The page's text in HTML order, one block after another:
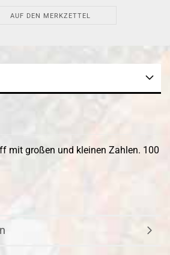
AUF DEN MERKZETTEL
mit großen und kleinen Zahlen. 100